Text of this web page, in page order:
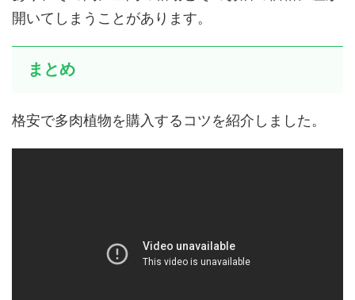
開いてしまうことがあります。
まとめ
格安で多肉植物を購入するコツを紹介しました。